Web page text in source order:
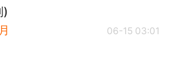
)
06-15 03:01